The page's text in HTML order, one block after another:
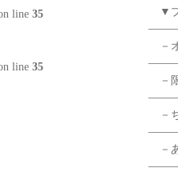
line35
line35
▼
－
－
－
－